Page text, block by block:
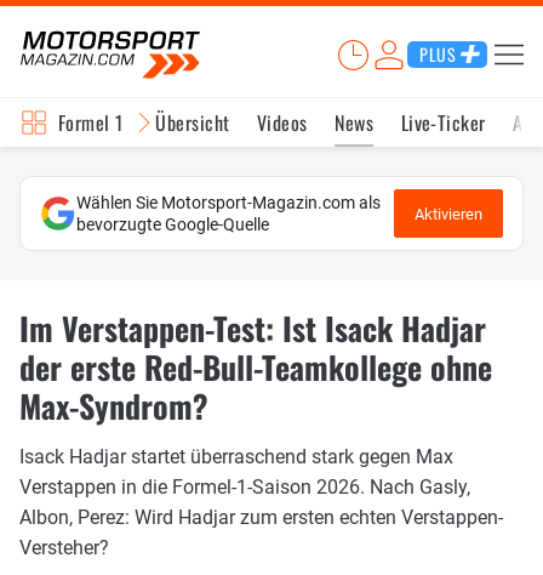
PLUS
Formel 1 Übersicht Videos News Live-Ticker
Wählen Sie Motorsport-Magazin.com als
bevorzugte Google-Quelle
Aktivieren
Im Verstappen-Test: Ist Isack Hadjar
der erste Red-Bull-Teamkollege ohne
Max-Syndrom?
Isack Hadjar startet überraschend stark gegen Max
Verstappen in die Formel-1-Saison 2026. Nach Gasly,
Albon, Perez: Wird Hadjar zum ersten echten Verstappen-
Versteher?